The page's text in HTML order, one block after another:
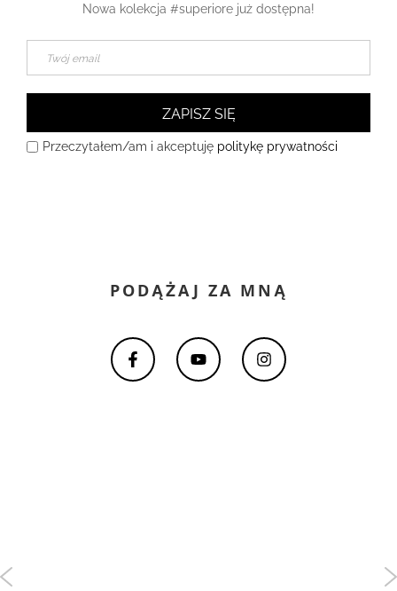
Nowa kolekcja #superiore już dostępna!
ZAPISZ SIĘ
Przeczytałem/am i akceptuję politykę prywatności
PODĄŻAJ ZA MNĄ